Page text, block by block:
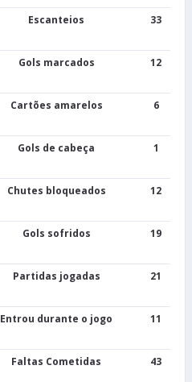
Escanteios 33
Gols marcados 12
Cartões amarelos 6
Gols de cabeça 1
Chutes bloqueados 12
Gols sofridos 19
Partidas jogadas 21
Entrou durante o jogo 11
Faltas Cometidas 43